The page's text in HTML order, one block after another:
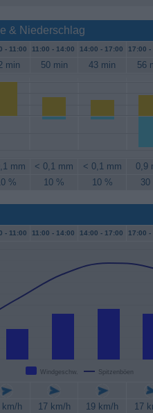
& Niederschlag
- 11:00 11:00 - 14:00 14:00 - 17:00 17:00 -
min 50 min 43 min 56
mm < 0,1 mm < 0,1 mm
0,9
% 10 % 10 % 30
- 11:00 11:00 - 14:00 14:00 - 17:00 17:00 -
Windgeschw. Spitzenböen
km/h 17 km/h 19 km/h
17